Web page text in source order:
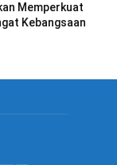
Memperkuat
Kebangsaan